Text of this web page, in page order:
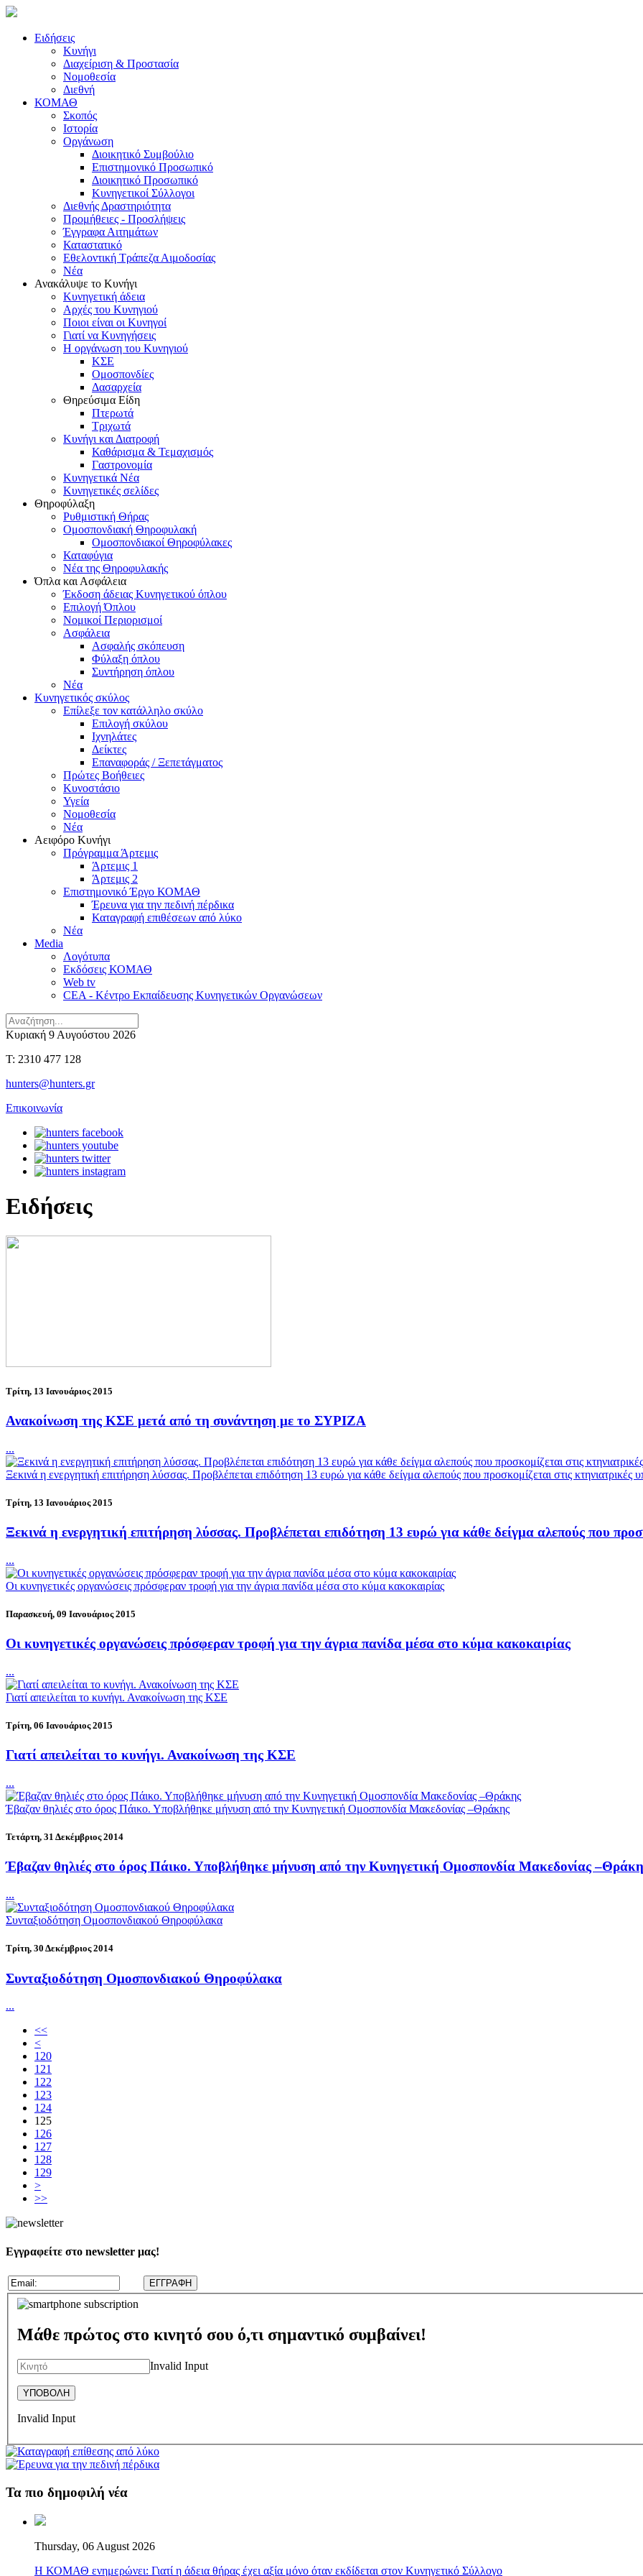
Ειδήσεις
Κυνήγι
Διαχείριση & Προστασία
Νομοθεσία
Διεθνή
ΚΟΜΑΘ
Σκοπός
Ιστορία
Οργάνωση
Διοικητικό Συμβούλιο
Επιστημονικό Προσωπικό
Διοικητικό Προσωπικό
Κυνηγετικοί Σύλλογοι
Διεθνής Δραστηριότητα
Προμήθειες - Προσλήψεις
Έγγραφα Αιτημάτων
Καταστατικό
Εθελοντική Τράπεζα Αιμοδοσίας
Νέα
Ανακάλυψε το Κυνήγι
Κυνηγετική άδεια
Αρχές του Κυνηγιού
Ποιοι είναι οι Κυνηγοί
Γιατί να Κυνηγήσεις
Η οργάνωση του Κυνηγιού
ΚΣΕ
Ομοσπονδίες
Δασαρχεία
Θηρεύσιμα Είδη
Πτερωτά
Τριχωτά
Κυνήγι και Διατροφή
Καθάρισμα & Τεμαχισμός
Γαστρονομία
Κυνηγετικά Νέα
Κυνηγετικές σελίδες
Θηροφύλαξη
Ρυθμιστική Θήρας
Ομοσπονδιακή Θηροφυλακή
Oμοσπονδιακοί Θηροφύλακες
Καταφύγια
Νέα της Θηροφυλακής
Όπλα και Ασφάλεια
Έκδοση άδειας Κυνηγετικού όπλου
Επιλογή Όπλου
Νομικοί Περιορισμοί
Ασφάλεια
Ασφαλής σκόπευση
Φύλαξη όπλου
Συντήρηση όπλου
Νέα
Κυνηγετικός σκύλος
Επίλεξε τον κατάλληλο σκύλο
Επιλογή σκύλου
Ιχνηλάτες
Δείκτες
Επαναφοράς / Ξεπετάγματος
Πρώτες Βοήθειες
Κυνοστάσιο
Υγεία
Νομοθεσία
Νέα
Αειφόρο Κυνήγι
Πρόγραμμα Άρτεμις
Άρτεμις 1
Άρτεμις 2
Επιστημονικό Έργο ΚΟΜΑΘ
Έρευνα για την πεδινή πέρδικα
Καταγραφή επιθέσεων από λύκο
Νέα
Media
Λογότυπα
Εκδόσεις ΚΟΜΑΘ
Web tv
CEA - Κέντρο Εκπαίδευσης Κυνηγετικών Οργανώσεων
Κυριακή 9 Αυγούστου 2026
T: 2310 477 128
hunters@hunters.gr
Επικοινωνία
Ειδήσεις
Τρίτη, 13 Ιανουάριος 2015
Ανακοίνωση της ΚΣΕ μετά από τη συνάντηση με το ΣΥΡΙΖΑ
...
Ξεκινά η ενεργητική επιτήρηση λύσσας. Προβλέπεται επιδότηση 13 ευρώ για κάθε δείγμα αλεπούς που προσκομίζεται στις κτηνιατρικές
Τρίτη, 13 Ιανουάριος 2015
Ξεκινά η ενεργητική επιτήρηση λύσσας. Προβλέπεται επιδότηση 13 ευρώ για κάθε δείγμα αλεπούς που
...
Οι κυνηγετικές οργανώσεις πρόσφεραν τροφή για την άγρια πανίδα μέσα στο κύμα κακοκαιρίας
Παρασκευή, 09 Ιανουάριος 2015
Οι κυνηγετικές οργανώσεις πρόσφεραν τροφή για την άγρια πανίδα μέσα στο κύμα κακοκαιρίας
...
Γιατί απειλείται το κυνήγι. Ανακοίνωση της ΚΣΕ
Τρίτη, 06 Ιανουάριος 2015
Γιατί απειλείται το κυνήγι. Ανακοίνωση της ΚΣΕ
...
Έβαζαν θηλιές στο όρος Πάικο. Υποβλήθηκε μήνυση από την Κυνηγετική Ομοσπονδία Μακεδονίας –Θράκης
Τετάρτη, 31 Δεκέμβριος 2014
Έβαζαν θηλιές στο όρος Πάικο. Υποβλήθηκε μήνυση από την Κυνηγετική Ομοσπονδία Μακεδονίας
...
Συνταξιοδότηση Ομοσπονδιακού Θηροφύλακα
Τρίτη, 30 Δεκέμβριος 2014
Συνταξιοδότηση Ομοσπονδιακού Θηροφύλακα
...
<<
<
120
121
122
123
124
125
126
127
128
129
>
>>
Εγγραφείτε στο newsletter μας!
Μάθε πρώτος στο κινητό σου ό,τι σημαντικό συμβαίνει!
Invalid Input
Invalid Input
Τα πιο δημοφιλή νέα
Thursday, 06 August 2026
Η ΚΟΜΑΘ ενημερώνει: Γιατί η άδεια θήρας έχει αξία μόνο όταν εκδίδεται στον Κυνηγετικό Σύλλογο